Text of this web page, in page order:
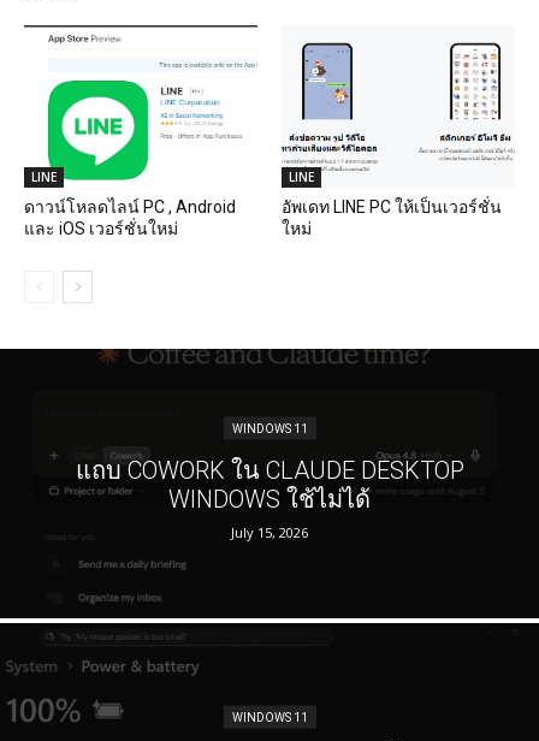
LINE
ดาวน์โหลดไลน์ PC , Android
และ iOS เวอร์ชั่นใหม่
LINE
อัพเดท LINE PC ให้เป็นเวอร์ชั่น
ใหม่
WINDOWS 11
แถบ COWORK ใน CLAUDE DESKTOP
WINDOWS ใช้ไม่ได้
July 15, 2026
WINDOWS 11